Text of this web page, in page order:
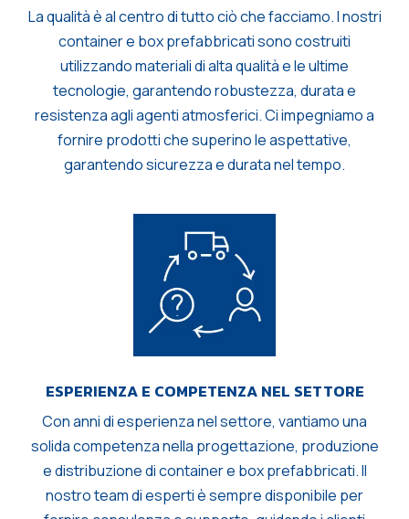
La qualità è al centro di tutto ciò che facciamo. I nostri
container e box prefabbricati sono costruiti
utilizzando materiali di alta qualità e le ultime
tecnologie, garantendo robustezza, durata e
resistenza agli agenti atmosferici. Ci impegniamo a
fornire prodotti che superino le aspettative,
garantendo sicurezza e durata nel tempo.
ESPERIENZA E COMPETENZA NEL SETTORE
Con anni di esperienza nel settore, vantiamo una
solida competenza nella progettazione, produzione
e distribuzione di container e box prefabbricati. Il
nostro team di esperti è sempre disponibile per